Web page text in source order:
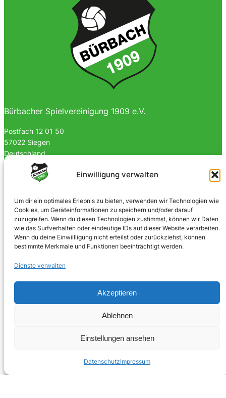
Einwilligung verwalten
Um dir ein optimales Erlebnis zu bieten, verwenden wir Technologien wie
Cookies, um Geräteinformationen zu speichern und/oder darauf
zuzugreifen. Wenn du diesen Technologien zustimmst, können wir Daten
wie das Surfverhalten oder eindeutige IDs auf dieser Website verarbeiten.
Wenn du deine Einwillligung nicht erteilst oder zurückziehst, können
bestimmte Merkmale und Funktionen beeinträchtigt werden.
Dienste verwalten
Akzeptieren
Ablehnen
Einstellungen ansehen
DatenschutzImpressum
Bürbacher Spielvereinigung 1909 e.V.
Postfach 12 01 50
57022 Siegen
Deutschland
0170 4903023
SOZIALE NETZWERKE
Facebook
Instagram
© 2025 · Bürbacher Spielvereinigung 1909 e.V.